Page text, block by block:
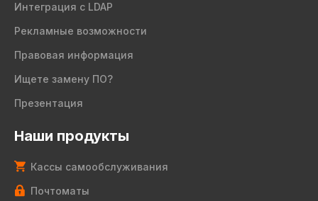
Интеграция с LDAP
Рекламные возможности
Правовая информация
Ищете замену ПО?
Презентация
Наши продукты
Кассы самообслуживания
Почтоматы